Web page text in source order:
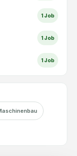
1 Job
1 Job
1 Job